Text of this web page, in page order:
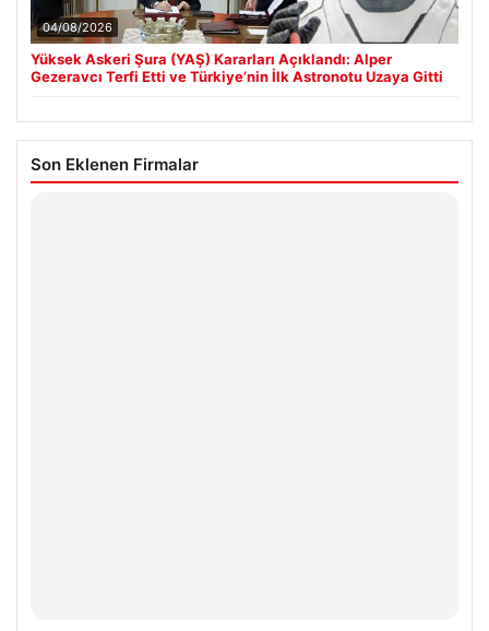
04/08/2026
Yüksek Askeri Şura (YAŞ) Kararları Açıklandı: Alper
Gezeravcı Terfi Etti ve Türkiye’nin İlk Astronotu Uzaya Gitti
Son Eklenen Firmalar